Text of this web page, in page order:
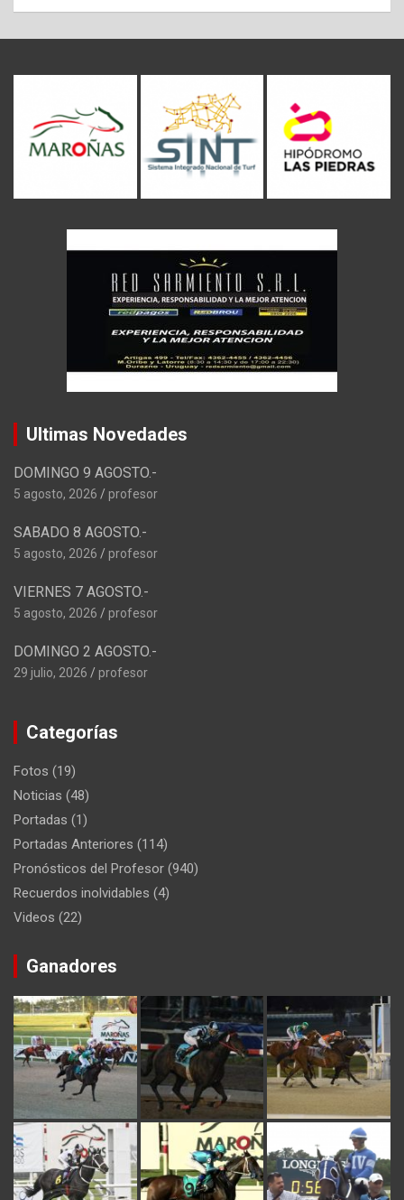
Ultimas Novedades
DOMINGO 9 AGOSTO.-
5 agosto, 2026 profesor
SABADO 8 AGOSTO.-
5 agosto, 2026 profesor
VIERNES 7 AGOSTO.-
5 agosto, 2026 profesor
DOMINGO 2 AGOSTO.-
29 julio, 2026 profesor
Categorías
Fotos (19)
Noticias (48)
Portadas (1)
Portadas Anteriores (114)
Pronósticos del Profesor (940)
Recuerdos inolvidables (4)
Videos (22)
Ganadores